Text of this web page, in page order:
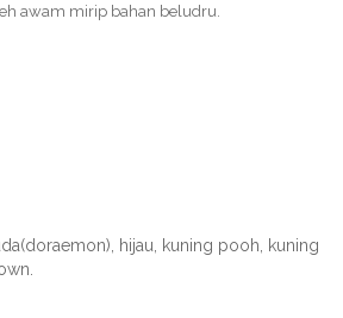
awam mirip bahan beludru.
hijau, kuning pooh, kuning